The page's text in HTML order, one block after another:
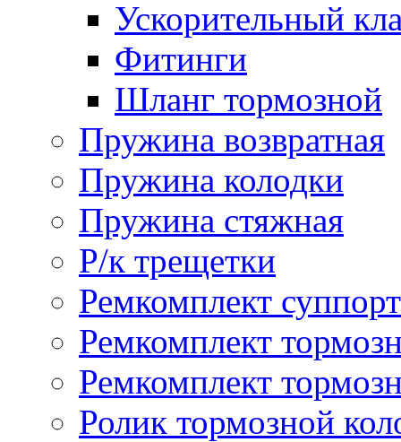
Ускорительный
Фитинги
Шланг тормозной
Пружина возвратная
Пружина колодки
Пружина стяжная
Р/к трещетки
Ремкомплект
Ремкомплект
Ремкомплект
Ролик тормозной